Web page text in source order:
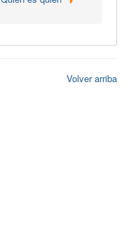
Volver arriba